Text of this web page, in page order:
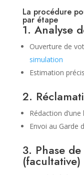
La procédure
par étape
1. Analyse
Ouverture de
simulation
Estimation
2.
Rédaction
Envoi au Garde
3. Phase
(facultative)